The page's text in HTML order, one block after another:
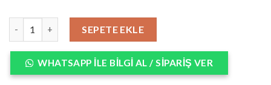
SEPETE EKLE
WHATSAPP ILE BILGI AL / SIPARIŞ VER